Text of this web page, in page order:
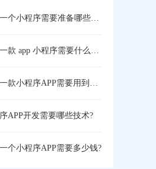
个小程序需要准备哪些东西?
app 小程序需要什么流程?
小程序APP需要用到哪些工具
APP开发需要哪些技术?
个小程序APP需要多少钱?